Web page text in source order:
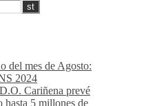
del mes de Agosto:
2024
Cariñena prevé
hasta 5 millones de